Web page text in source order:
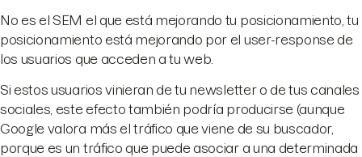
No es el SEM el que está mejorando tu posicionamiento, tu
posicionamiento está mejorando por el user-response de
los usuarios que acceden a tu web.
Si estos usuarios vinieran de tu newsletter o de tus canales
sociales, este efecto también podría producirse (aunque
Google valora más el tráfico que viene de su buscador,
porque es un tráfico que puede asociar a una determinada